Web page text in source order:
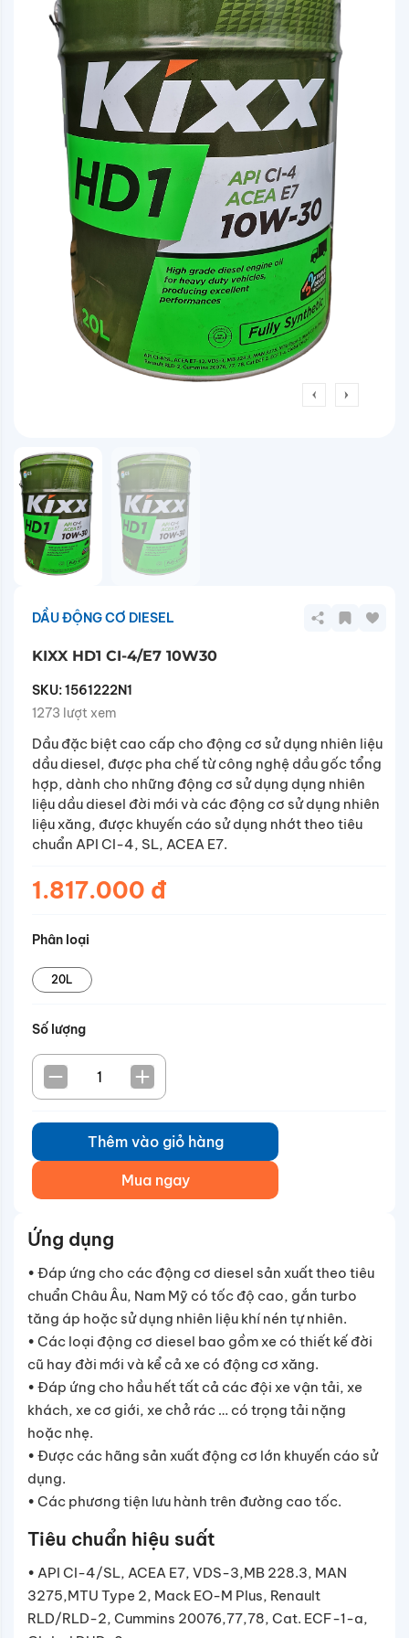
DẦU ĐỘNG CƠ DIESEL
KIXX HD1 CI-4/E7 10W30
SKU:1561222N1
1273 lượt xem
Dầu đặc biệt cao cấp cho động cơ sử dụng nhiên liệu
dầu diesel, được pha chế từ công nghệ dầu gốc tổng
hợp, dành cho những động cơ sử dụng dụng nhiên
liệu dầu diesel đời mới và các động cơ sử dụng nhiên
liệu xăng, được khuyến cáo sử dụng nhớt theo tiêu
chuẩn API CI-4, SL, ACEA E7.
1.817.000 đ
Phân loại
20L
Số lượng
Thêm vào giỏ hàng
Mua ngay
Ứng dụng
• Đáp ứng cho các động cơ diesel sản xuất theo tiêu
chuẩn Châu Âu, Nam Mỹ có tốc độ cao, gắn turbo
tăng áp hoặc sử dụng nhiên liệu khí nén tự nhiên.
• Các loại động cơ diesel bao gồm xe có thiết kế đời
cũ hay đời mới và kể cả xe có động cơ xăng.
• Đáp ứng cho hầu hết tất cả các đội xe vận tải, xe
khách, xe cơ giới, xe chở rác … có trọng tải nặng
hoặc nhẹ.
• Được các hãng sản xuất động cơ lớn khuyến cáo sử
dụng.
• Các phương tiện lưu hành trên đường cao tốc.
Tiêu chuẩn hiệu suất
• API CI-4/SL, ACEA E7, VDS-3,MB 228.3, MAN
3275,MTU Type 2, Mack EO-M Plus, Renault
RLD/RLD-2, Cummins 20076,77,78, Cat. ECF-1-a,